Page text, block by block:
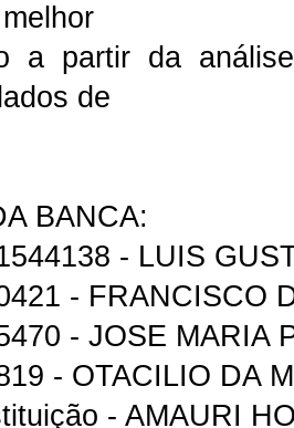
a partir da
de
BANCA:
- LUIS
- FRANCISCO
- JOSE MARIA
- OTACILIO DA
- AMAURI